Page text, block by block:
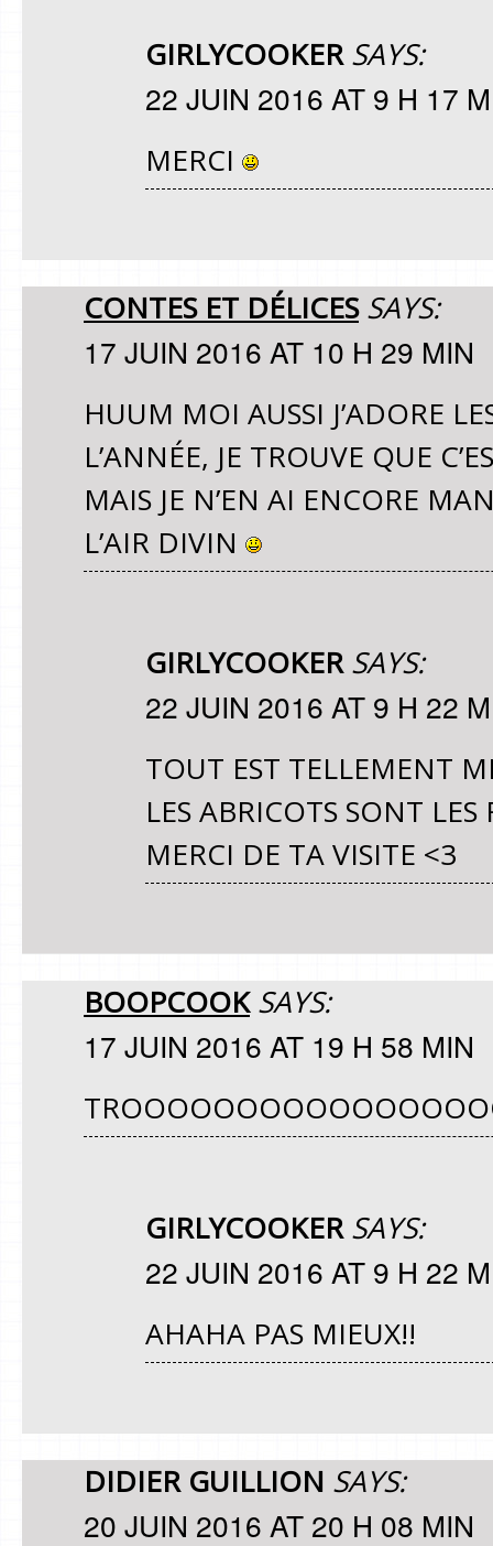
GIRLYCOOKER SAYS:
22 JUIN 2016 AT 9 H 17
MERCI
CONTES ET DÉLICES SAYS:
17 JUIN 2016 AT 10 H 29 MIN
HUUM MOI AUSSI J’ADORE
L’ANNÉE, JE TROUVE QUE
MAIS JE N’EN AI ENCORE
L’AIR DIVIN
GIRLYCOOKER SAYS:
22 JUIN 2016 AT 9 H 22
TOUT EST TELLEMENT
LES ABRICOTS SONT LES
MERCI DE TA VISITE <3
BOOPCOOK SAYS:
17 JUIN 2016 AT 19 H 58 MIN
GIRLYCOOKER SAYS:
22 JUIN 2016 AT 9 H 22
AHAHA PAS MIEUX!!
DIDIER GUILLION SAYS:
20 JUIN 2016 AT 20 H 08 MIN